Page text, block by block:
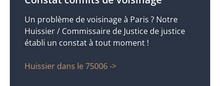
Un problème de voisinage à Paris ? Notre
Huissier / Commissaire de Justice de justice
établi un constat à tout moment !
Huissier dans le 75006 ->